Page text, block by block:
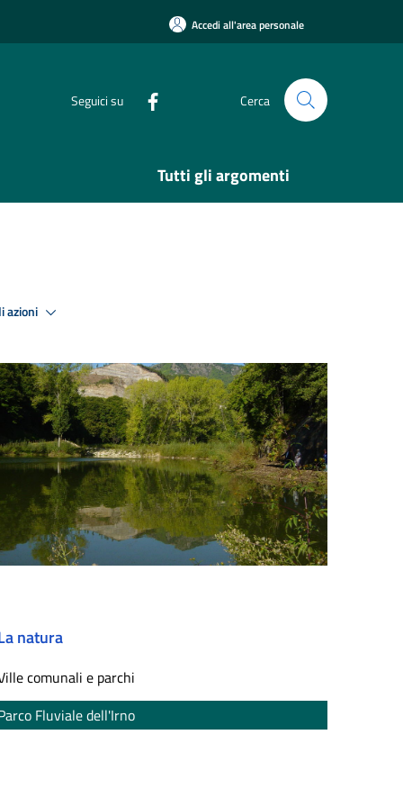
Accedi all'area personale
Seguici su Cerca
Tutti gli argomenti
azioni
natura
comunali e parchi
Fluviale dell'Irno